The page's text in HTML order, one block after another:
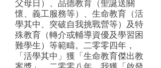
父母日）、品德教育（聖誕送關
懷、義工服務等）、生命教育（活
學其中、突破自我挑戰營等）及特
殊教育（轉介或輔導資優及學習困
難學生）等範疇。二零零四年，
「活學其中」獲「生命教育傑出教